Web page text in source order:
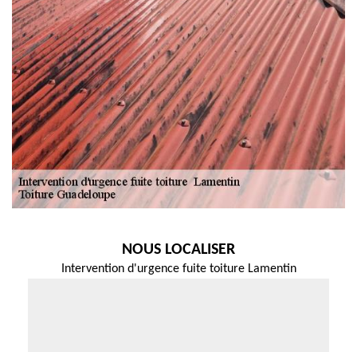
NOUS LOCALISER
Intervention d'urgence fuite toiture Lamentin